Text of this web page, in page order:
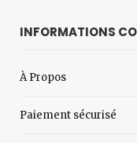
INFORMATIONS
À Propos
Paiement sécurisé